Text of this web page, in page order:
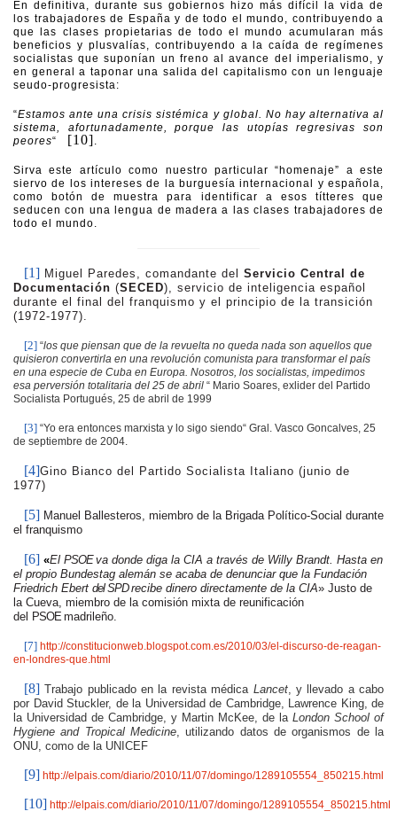
En definitiva, durante sus gobiernos hizo más difícil la vida de
los trabajadores de España y de todo el mundo, contribuyendo a
que las clases propietarias de todo el mundo acumularan más
beneficios y plusvalías, contribuyendo a la caída de regímenes
socialistas que suponían un freno al avance del imperialismo, y
en general a taponar una salida del capitalismo con un lenguaje
seudo-progresista:
“Estamos ante una crisis sistémica y global. No hay alternativa al
sistema, afortunadamente, porque las utopías regresivas son
peores“ [10]
Sirva este artículo como nuestro particular “homenaje” a este
siervo de los intereses de la burguesía internacional y española,
como botón de muestra para identificar a esos títteres que
seducen con una lengua de madera a las clases trabajadores de
todo el mundo.
[1] Miguel Paredes, comandante del Servicio Central de
Documentación (SECED), servicio de inteligencia español
durante el final del franquismo y el principio de la transición
(1972-1977).
[2] “los que piensan que de la revuelta no queda nada son aquellos que
quisieron convertirla en una revolución comunista para transformar el país
en una especie de Cuba en Europa. Nosotros, los socialistas, impedimos
esa perversión totalitaria del 25 de abril “ Mario Soares, exlider del Partido
Socialista Portugués, 25 de abril de 1999
[3] “Yo era entonces marxista y lo sigo siendo“ Gral. Vasco Goncalves, 25
de septiembre de 2004.
[4]Gino Bianco del Partido Socialista Italiano (junio de
1977)
[5] Manuel Ballesteros, miembro de la Brigada Político-Social durante
el franquismo
[6] «El PSOEva donde diga la CIA a través de Willy Brandt. Hasta en
el propio Bundestag alemán se acaba de denunciar que la Fundación
Friedrich Ebert del SPDrecibe dinero directamente de la CIA» Justo de
la Cueva, miembro de la comisión mixta de reunificación
del PSOE madrileño.
[7] http://constitucionweb.blogspot.com.es/2010/03/el-discurso-de-reagan-
en-londres-que.html
[8] Trabajo publicado en la revista médica Lancet, y llevado a cabo
por David Stuckler, de la Universidad de Cambridge, Lawrence King, de
la Universidad de Cambridge, y Martin McKee, de la London School of
Hygiene and Tropical Medicine , utilizando datos de organismos de la
ONU, como de la UNICEF
[9] http://elpais.com/diario/2010/11/07/domingo/1289105554_850215.html
[10] http://elpais.com/diario/2010/11/07/domingo/1289105554_850215.html